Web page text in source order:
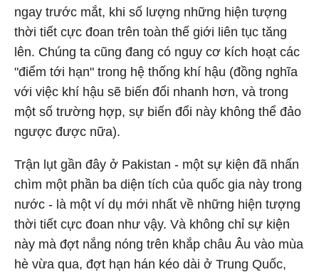
ngay trước mắt, khi số lượng những hiện tượng
thời tiết cực đoan trên toàn thế giới liên tục tăng
lên. Chúng ta cũng đang có nguy cơ kích hoạt các
"điểm tới hạn" trong hệ thống khí hậu (đồng nghĩa
với việc khí hậu sẽ biến đổi nhanh hơn, và trong
một số trường hợp, sự biến đổi này không thể đảo
ngược được nữa).
Trận lụt gần đây ở Pakistan - một sự kiện đã nhấn
chìm một phần ba diện tích của quốc gia này trong
nước - là một ví dụ mới nhất về những hiện tượng
thời tiết cực đoan như vậy. Và không chỉ sự kiện
này mà đợt nắng nóng trên khắp châu Âu vào mùa
hè vừa qua, đợt hạn hán kéo dài ở Trung Quốc,